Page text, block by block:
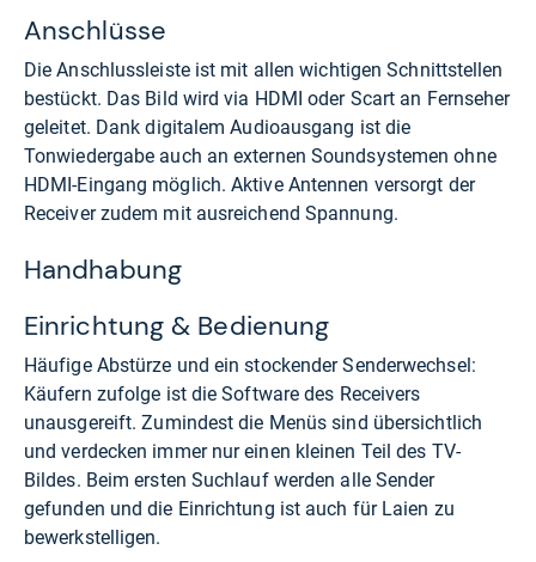
Anschlüsse
Die Anschlussleiste ist mit allen wichtigen Schnittstellen
bestückt. Das Bild wird via HDMI oder Scart an Fernseher
geleitet. Dank digitalem Audioausgang ist die
Tonwiedergabe auch an externen Soundsystemen ohne
HDMI-Eingang möglich. Aktive Antennen versorgt der
Receiver zudem mit ausreichend Spannung.
Handhabung
Einrichtung & Bedienung
Häufige Abstürze und ein stockender Senderwechsel:
Käufern zufolge ist die Software des Receivers
unausgereift. Zumindest die Menüs sind übersichtlich
und verdecken immer nur einen kleinen Teil des TV-
Bildes. Beim ersten Suchlauf werden alle Sender
gefunden und die Einrichtung ist auch für Laien zu
bewerkstelligen.